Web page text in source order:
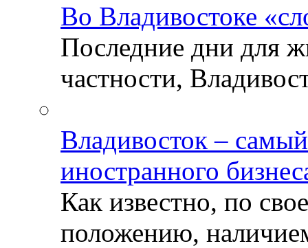
Во Владивостоке
Последние дни для
частности,
Владивосток –
иностранного
Как известно, по
положению,